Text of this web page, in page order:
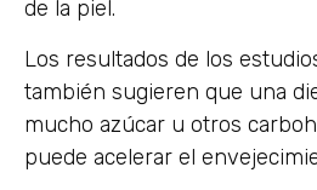
de la piel.
Los resultados de los
también sugieren que una
mucho azúcar u otros
puede acelerar el